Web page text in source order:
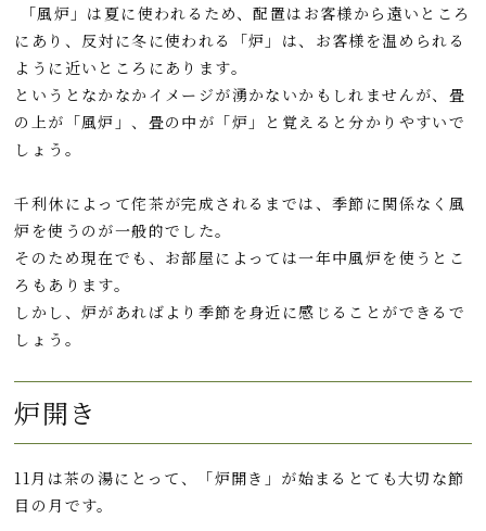
「風炉」は夏に使われるため、配置はお客様から遠いところ
にあり、反対に冬に使われる「炉」は、お客様を温められる
ように近いところにあります。
というとなかなかイメージが湧かないかもしれませんが、畳
の上が「風炉」、畳の中が「炉」と覚えると分かりやすいで
しょう。
千利休によって侘茶が完成されるまでは、季節に関係なく風
炉を使うのが一般的でした。
そのため現在でも、お部屋によっては一年中風炉を使うとこ
ろもあります。
しかし、炉があればより季節を身近に感じることができるで
しょう。
炉開き
11月は茶の湯にとって、「炉開き」が始まるとても大切な節
目の月です。